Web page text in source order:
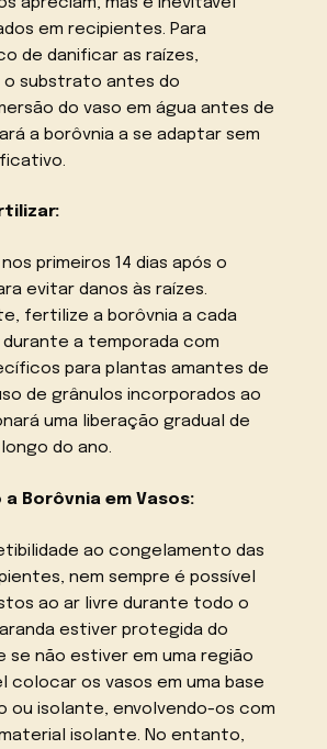
em recipientes. Para
de danificar as raízes,
o substrato antes do
do vaso em água antes de
a borôvnia a se adaptar sem
primeiros 14 dias após o
evitar danos às raízes.
fertilize a borôvnia a cada
durante a temporada com
para plantas amantes de
de grânulos incorporados ao
uma liberação gradual de
do ano.
a Borôvnia em Vasos:
ao congelamento das
nem sempre é possível
ao ar livre durante todo o
estiver protegida do
não estiver em uma região
colocar os vasos em uma base
ou isolante, envolvendo-os com
isolante. No entanto,